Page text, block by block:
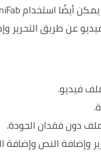
عن طريق التحرير
دون فقدان الجودة.
وإضافة النص وإضافة